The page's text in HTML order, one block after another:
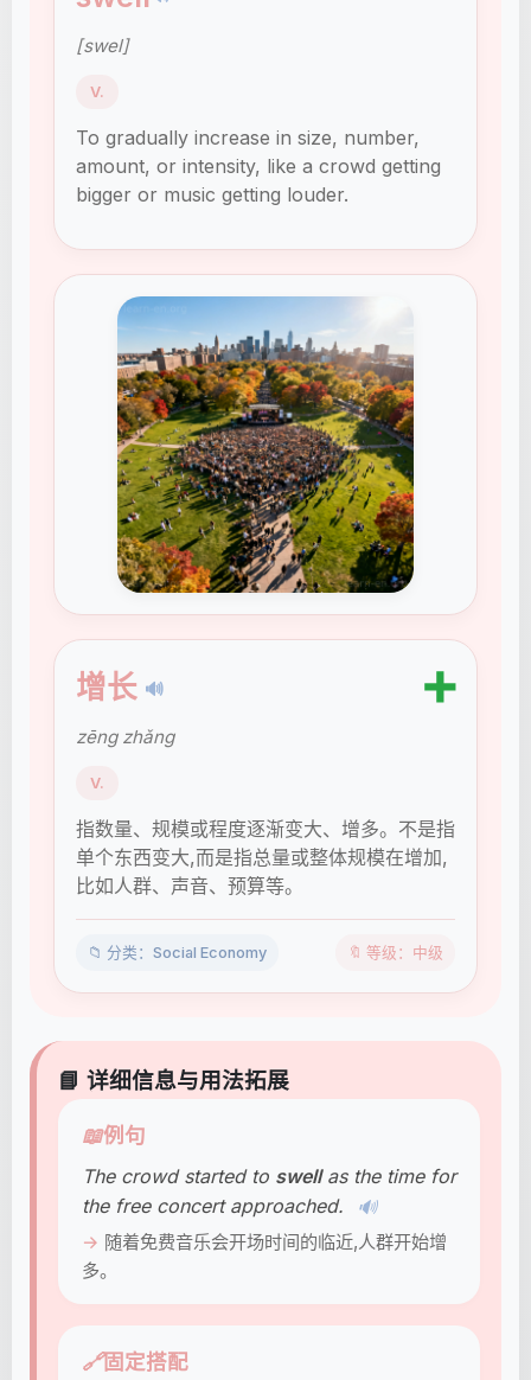
[swel]
V.
To gradually increase in size, number,
amount, or intensity, like a crowd getting
bigger or music getting louder.
增长 🔊 ➕
zēng zhǎng
V.
指数量、规模或程度逐渐变大、增多。不是指
单个东西变大,而是指总量或整体规模在增加,
比如人群、声音、预算等。
📁 分类：Social Economy 🔖 等级：中级
📘 详细信息与用法拓展
📖例句
The crowd started to swellas the time for
the free concert approached.
🔊
随着免费音乐会开场时间的临近,人群开始增
多。
🔗固定搭配